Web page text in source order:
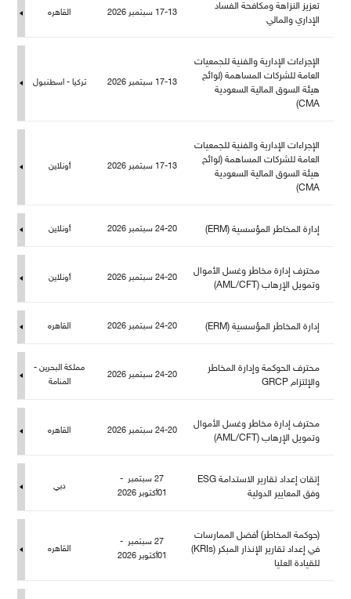
تعزيز النزاهة ومكافحة الفساد
الإداري والمالي
17-13 سبتمبر 2026 القاهره
الإجراءات الإدارية والفنية للجمعيات
العامة للشركات المساهمة (لوائح
هيئة السوق المالية السعودية
CMA)
17-13 سبتمبر 2026 تركيا - اسطنبو
الإجراءات الإدارية والفنية للجمعيات
العامة للشركات المساهمة (لوائح
هيئة السوق المالية السعودية
CMA)
17-13 سبتمبر 2026 أونلاين
إدارة المخاطر المؤسسية (ERM) 24-20 سبتمبر 2026 أونلاين
حترف إدارة مخاطر وغسل الأموا
وتمويل الإرهاب (AML/CFT)
24-20 سبتمبر 2026 أونلاين
إدارة المخاطر المؤسسية (ERM) 24-20 سبتمبر 2026 القاهره
حترف الحوكمة وإدارة المخاطر
والإلتزام GRCP
24-20 سبتمبر 2026
كة البحرين -
المنامة
حترف إدارة مخاطر وغسل الأموا
وتمويل الإرهاب (AML/CFT)
24-20 سبتمبر 2026 القاهره
إتقان إعداد تقارير الاستدامة ESG
وفق المعايير الدولية
27 سبتمبر -
01أكتوبر 2026
دبي
(حوكمة المخاطر) أفضل الممارسات
في إعداد تقارير الإنذار المبكر (KRIs)
قيادة العليا
27 سبتمبر -
01أكتوبر 2026
القاهره